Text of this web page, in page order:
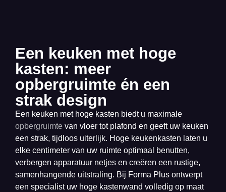
Een keuken met hoge
kasten: meer
opbergruimte én een
strak design
Een keuken met hoge kasten biedt u maximale
opbergruimte van vloer tot plafond en geeft uw keuken
een strak, tijdloos uiterlijk. Hoge keukenkasten laten u
elke centimeter van uw ruimte optimaal benutten,
verbergen apparatuur netjes en creëren een rustige,
samenhangende uitstraling. Bij Forma Plus ontwerpt
een specialist uw hoge kastenwand volledig op maat